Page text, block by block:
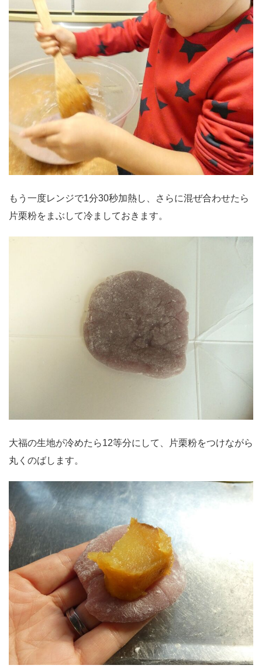
もう一度レンジで1分30秒加熱し、さらに混ぜ合わせたら
片栗粉をまぶして冷ましておきます。
大福の生地が冷めたら12等分にして、片栗粉をつけながら
丸くのばします。